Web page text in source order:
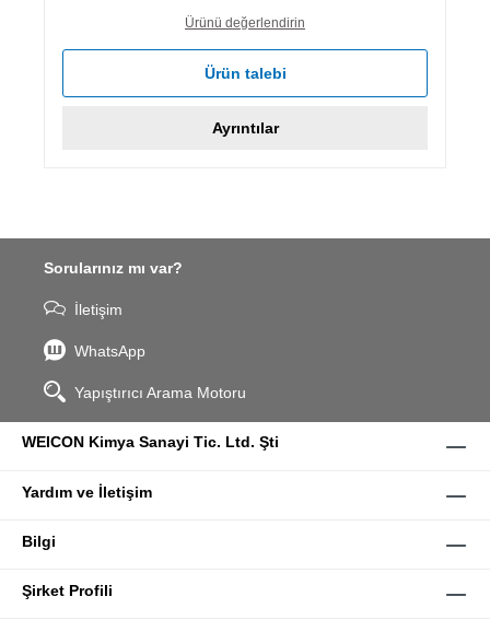
Ürünü değerlendirin
Ürün talebi
Ayrıntılar
Sorularınız mı var?
İletişim
WhatsApp
Yapıştırıcı Arama Motoru
WEICON Kimya Sanayi Tic. Ltd. Şti
Yardım ve İletişim
Bilgi
Şirket Profili